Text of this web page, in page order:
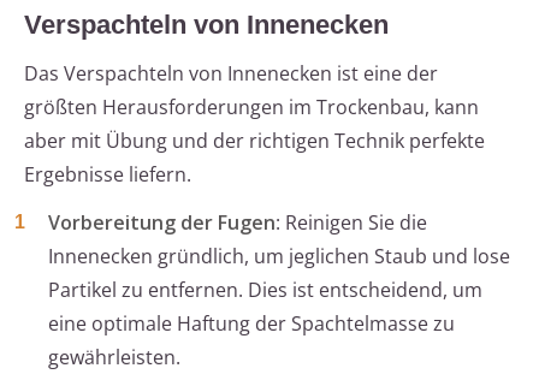
Verspachteln von Innenecken
Das Verspachteln von Innenecken ist eine der
größten Herausforderungen im Trockenbau, kann
aber mit Übung und der richtigen Technik perfekte
Ergebnisse liefern.
Vorbereitung der Fugen: Reinigen Sie die
Innenecken gründlich, um jeglichen Staub und lose
Partikel zu entfernen. Dies ist entscheidend, um
eine optimale Haftung der Spachtelmasse zu
gewährleisten.